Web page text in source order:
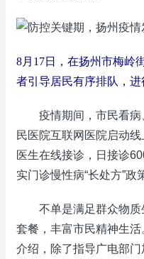
8月17日，在扬州市梅岭
者引导居民有序排队，
疫情期间，市民看病
民医院互联网医院启动
医生在线接诊，日接诊
实门诊慢性病“长处方”政
不单是满足群众物质
套餐，丰富市民精神生
介绍，除了指导广电部